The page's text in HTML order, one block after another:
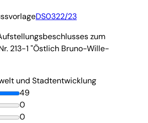
DS0322/23
zum
213-1 "Östlich Bruno-Wille-
und Stadtentwicklung
49
0
0